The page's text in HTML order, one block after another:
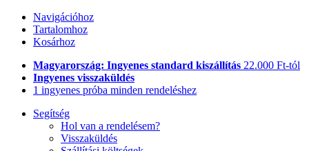
Navigációhoz
Tartalomhoz
Kosárhoz
Magyarország: Ingyenes standard kiszállítás 22.000 Ft-tól
Ingyenes visszaküldés
1 ingyenes próba minden rendeléshez
Segítség
Hol van a rendelésem?
Visszaküldés